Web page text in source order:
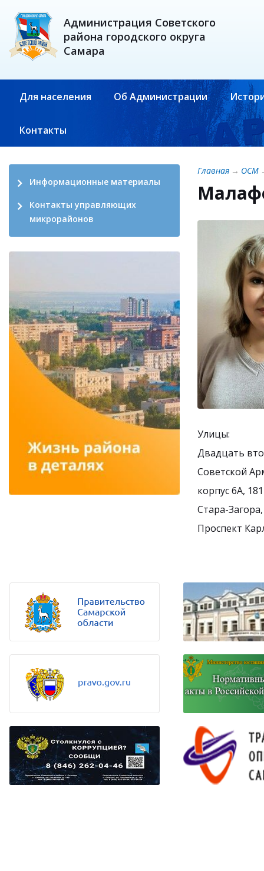
Администрация Советского
района городского округа
Самара
Для населения Об Администрации
Контакты
Информационные материалы
Контакты управляющих
микрорайонов
Главная → ОСМ
Улицы:
Двадцать
Советской
корпус 6А,
Стара-
Проспект